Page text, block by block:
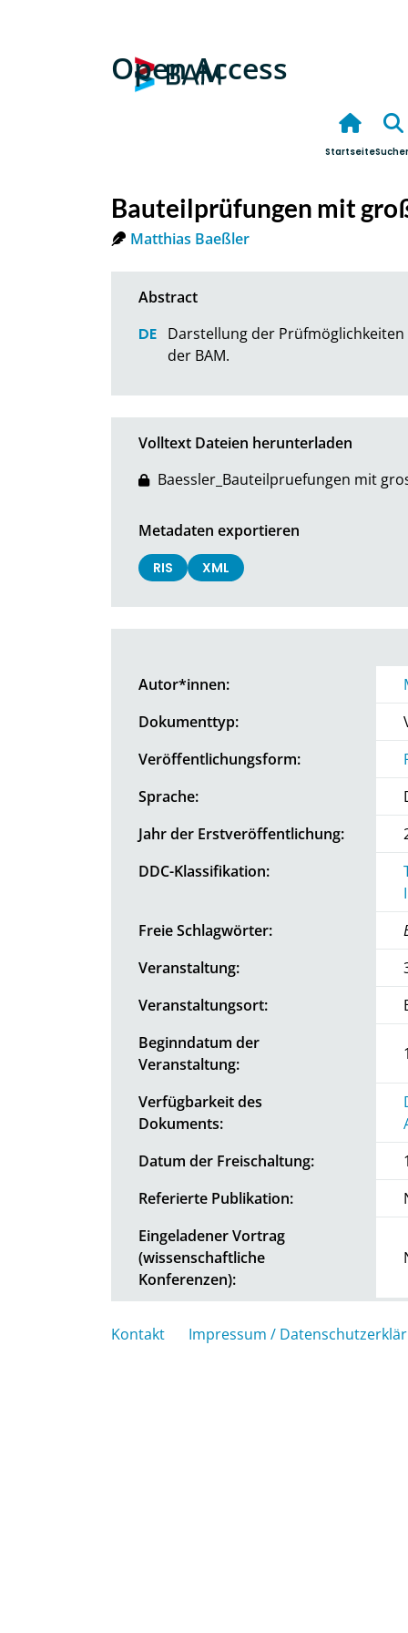
Open Access
Startseite
Bauteilprüfungen mit
Matthias Baeßler
Darstellung der
der BAM.
Volltext Dateien herunterladen
Baessler_Bauteilpruefungen mit
Metadaten exportieren
RIS XML
Autor*innen:
Dokumenttyp:
Veröffentlichungsform:
Sprache:
Jahr der Erstveröffentlichung:
DDC-Klassifikation:
Freie Schlagwörter:
Veranstaltung:
Veranstaltungsort:
Beginndatum der
Veranstaltung:
Verfügbarkeit des
Dokuments:
Datum der Freischaltung:
Referierte Publikation:
Eingeladener Vortrag
(wissenschaftliche
Konferenzen):
Kontakt Impressum /